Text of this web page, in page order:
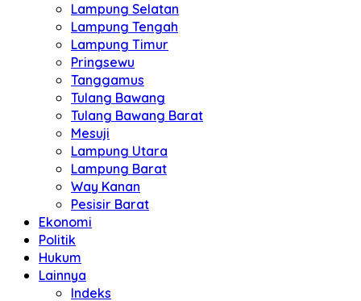
Lampung Selatan
Lampung Tengah
Lampung Timur
Pringsewu
Tanggamus
Tulang Bawang
Tulang Bawang Barat
Mesuji
Lampung Utara
Lampung Barat
Way Kanan
Pesisir Barat
Ekonomi
Politik
Hukum
Lainnya
Indeks